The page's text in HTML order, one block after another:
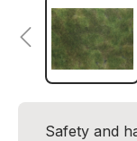
Safety and